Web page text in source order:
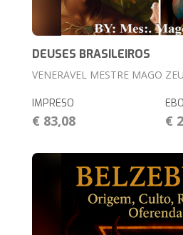
DEUSES BRASILEIROS
VENERAVEL MESTRE MAGO
IMPRESO
€ 83,08 €